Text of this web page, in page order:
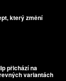
který změní
přichází na
variantách